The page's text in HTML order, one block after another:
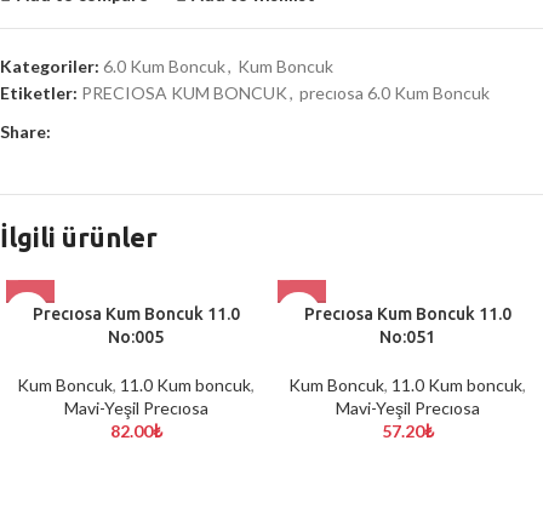
Kategoriler: 6.0 Kum Boncuk, Kum Boncuk
Etiketler: PRECIOSA KUM BONCUK, precıosa 6.0 Kum Boncuk
Share:
İlgili ürünler
Precıosa Kum Boncuk 11.0
No:005
Kum Boncuk, 11.0 Kum boncuk,
Mavi-Yeşil Precıosa
82.00₺
Precıosa Kum Boncuk 11.0
No:051
Kum Boncuk, 11.0 Kum boncuk,
Mavi-Yeşil Precıosa
57.20₺